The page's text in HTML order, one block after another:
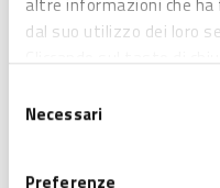
altre informazioni che
dal suo utilizzo dei loro
necessari.
delNecessari
Preferenze